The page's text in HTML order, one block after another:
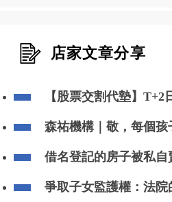
店家文章分享
【股票交割代墊】T+2
森祐機構｜敬，每個孩
借名登記的房子被私自
爭取子女監護權：法院